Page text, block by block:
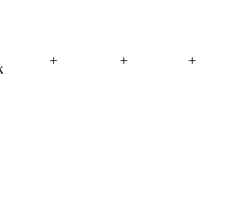
+ + +